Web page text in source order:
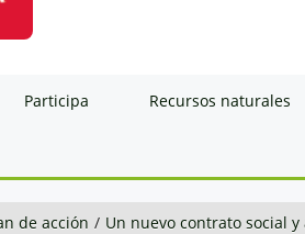
Participa Recursos naturales
de acción / Un nuevo contrato social